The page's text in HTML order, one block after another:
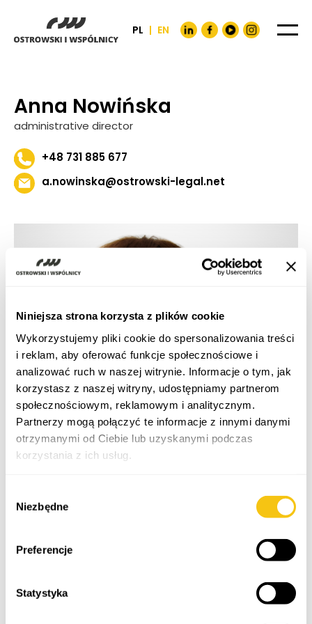
Niniejsza strona korzysta z plików cookie
Wykorzystujemy pliki cookie do spersonalizowania treści
i reklam, aby oferować funkcje społecznościowe i
analizować ruch w naszej witrynie. Informacje o tym, jak
korzystasz z naszej witryny, udostępniamy partnerom
społecznościowym, reklamowym i analitycznym.
Partnerzy mogą połączyć te informacje z innymi danymi
otrzymanymi od Ciebie lub uzyskanymi podczas
korzystania z ich usług.
zgody
Niezbędne
Preferencje
Statystyka
PL | EN
Anna Nowińska
administrative director
+48 731 885 677
a.nowinska@ostrowski-legal.net
I have been associated with Kancelaria Ostrowski i